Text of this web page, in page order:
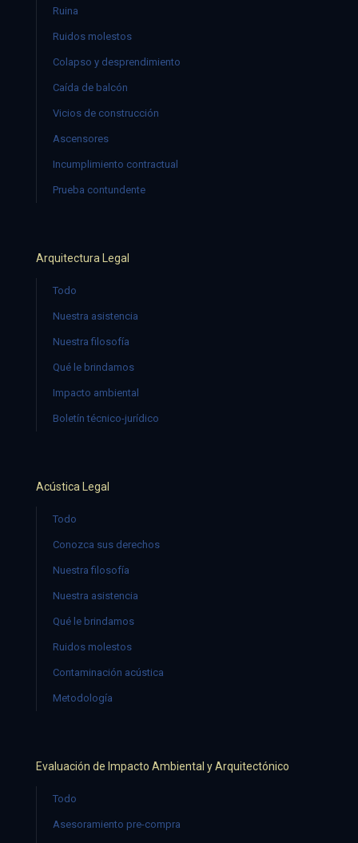
Ruina
Ruidos molestos
Colapso y desprendimiento
Caída de balcón
Vicios de construcción
Ascensores
Incumplimiento contractual
Prueba contundente
Arquitectura Legal
Todo
Nuestra asistencia
Nuestra filosofía
Qué le brindamos
Impacto ambiental
Boletín técnico-jurídico
Acústica Legal
Todo
Conozca sus derechos
Nuestra filosofía
Nuestra asistencia
Qué le brindamos
Ruidos molestos
Contaminación acústica
Metodología
Evaluación de Impacto Ambiental y Arquitectónico
Todo
Asesoramiento pre-compra